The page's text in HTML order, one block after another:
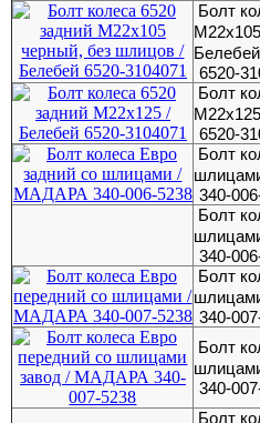
Болт
Белебей
6520-
Болт
6520-
Болт
340-
Болт
340-
Болт
340-
Болт
340-
Болт